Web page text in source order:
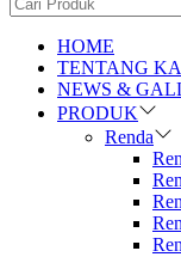
HOME
TENTANG
NEWS &
PRODUK
Renda